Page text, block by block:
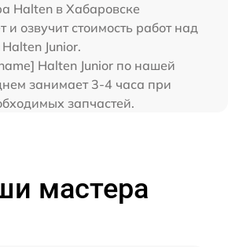
Halten в Хабаровске
и озвучит стоимость работ над
Junior.
Halten Junior по нашей
занимает 3-4 часа при
запчастей.
мастера